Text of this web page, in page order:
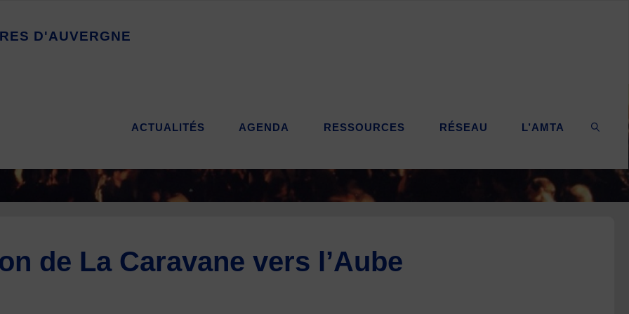
RES D'AUVERGNE
ACTUALITÉS AGENDA RESSOURCES RÉSEAU L’AMTA
de La Caravane vers l’Aube